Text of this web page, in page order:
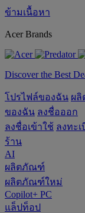
ข้ามเนื้อหา
Acer Brands
Discover the Best
โปรไฟล์ของฉัน ผ
ของฉัน ลงชื่อออก
ลงชื่อเข้าใช้ ลงทะ
ร้าน
AI
ผลิตภัณฑ์
ผลิตภัณฑ์ใหม่
Copilot+ PC
แล็ปท็อป